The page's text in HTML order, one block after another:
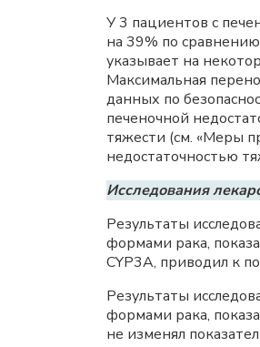
У 3 пациентов с
на 39% по
указывает на
Максимальная
данных по
печеночной
тяжести (см. «Меры
недостаточностью
Исследования
Результаты
формами рака,
CYP3A, приводил к
Результаты
формами рака,
не изменял